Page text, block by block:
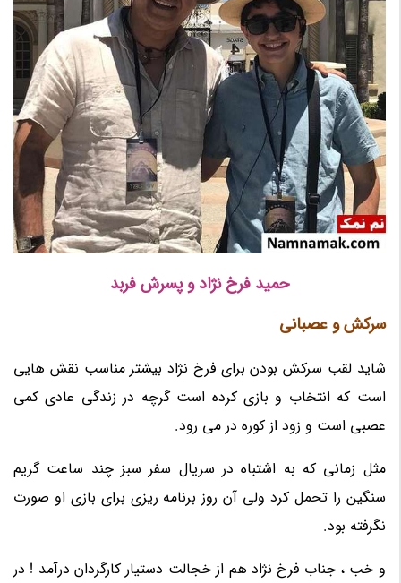
حمید فرخ نژاد و پسرش فربد
سرکش و عصبانی
شاید لقب سرکش بودن برای فرخ نژاد بیشتر مناسب نقش هایی
است که انتخاب و بازی کرده است گرچه در زندگی عادی کمی
عصبی است و زود از کوره در می رود.
مثل زمانی که به اشتباه در سریال سفر سبز چند ساعت گریم
سنگین را تحمل کرد ولی آن روز برنامه ریزی برای بازی او صورت
نگرفته بود.
و خب ، جناب فرخ نژاد هم از خجالت دستیار کارگردان درآمد ! در